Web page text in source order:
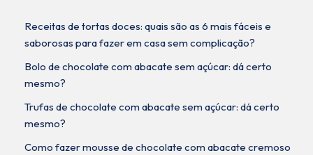
Receitas de tortas doces: quais são as 6 mais fáceis e
saborosas para fazer em casa sem complicação?
Bolo de chocolate com abacate sem açúcar: dá certo
mesmo?
Trufas de chocolate com abacate sem açúcar: dá certo
mesmo?
Como fazer mousse de chocolate com abacate cremoso